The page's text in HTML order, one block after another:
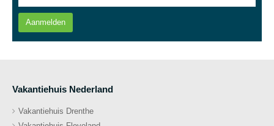
Aanmelden
Vakantiehuis Nederland
Vakantiehuis Drenthe